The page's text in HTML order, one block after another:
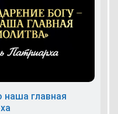
наша главная